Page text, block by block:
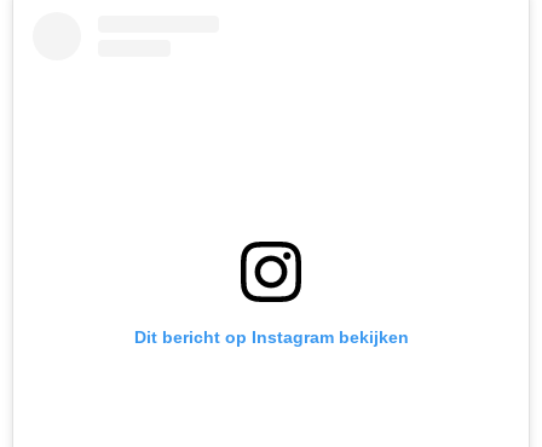
Dit bericht op Instagram bekijken